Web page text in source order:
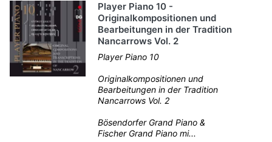
Player Piano 10 -
Originalkompositionen und
Bearbeitungen in der Tradition
Nancarrows Vol. 2
Player Piano 10
Originalkompositionen und
Bearbeitungen in der Tradition
Nancarrows Vol. 2
Bösendorfer Grand Piano &
Fischer Grand Piano mi...